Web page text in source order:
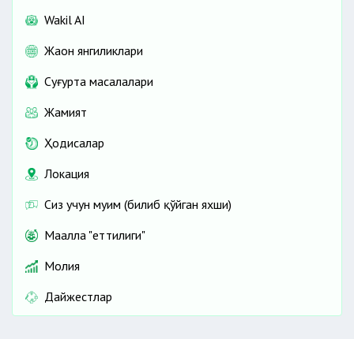
Wakil AI
Жаҳон янгиликлари
Cуғурта масалалари
Жамият
Ҳодисалар
Локация
Сиз учун муҳим (билиб қўйган яхши)
Маҳалла "еттилиги"
Молия
Дайжестлар